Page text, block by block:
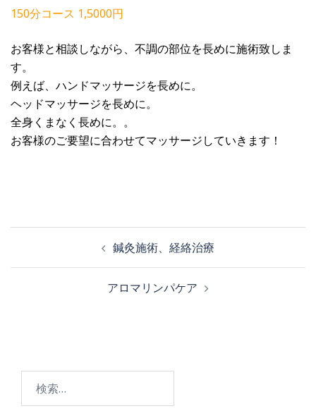
150分コース 1,5000円
お客様と相談しながら、不調の部位を長めに施術致しま
す。
例えば、ハンドマッサージを長めに。
ヘッドマッサージを長めに。
全身くまなく長めに。。
お客様のご要望に合わせてマッサージしていきます！
ゲ
鍼灸施術、経絡治療
アロマリンパケア